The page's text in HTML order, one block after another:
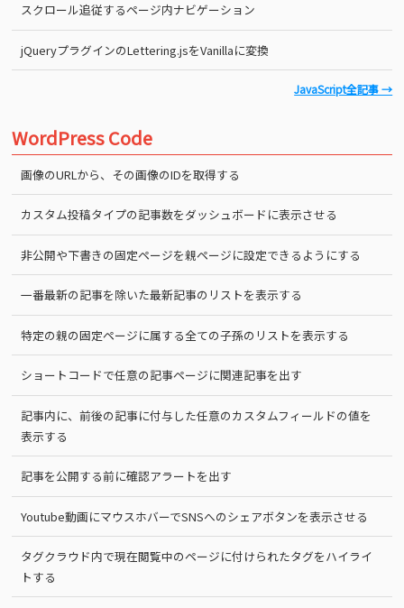
スクロール追従するページ内ナビゲーション
jQueryプラグインのLettering.jsをVanillaに変換
JavaScript全記事 →
WordPress Code
画像のURLから、その画像のIDを取得する
カスタム投稿タイプの記事数をダッシュボードに表示させる
非公開や下書きの固定ページを親ページに設定できるようにする
一番最新の記事を除いた最新記事のリストを表示する
特定の親の固定ページに属する全ての子孫のリストを表示する
ショートコードで任意の記事ページに関連記事を出す
記事内に、前後の記事に付与した任意のカスタムフィールドの値を
表示する
記事を公開する前に確認アラートを出す
Youtube動画にマウスホバーでSNSへのシェアボタンを表示させる
タグクラウド内で現在閲覧中のページに付けられたタグをハイライ
トする